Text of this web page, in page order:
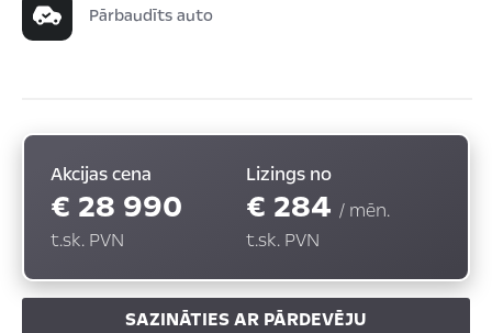
Pārbaudīts auto
Akcijas cena
€ 28 990
t.sk. PVN
Lizings no
€ 284 / mēn.
t.sk. PVN
SAZINĀTIES AR PĀRDEVĒJU